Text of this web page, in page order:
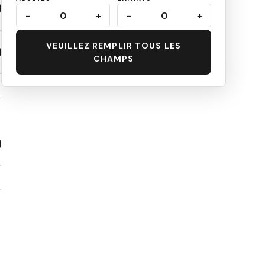
− 0 + − 0 +
VEUILLEZ REMPLIR TOUS LES
CHAMPS